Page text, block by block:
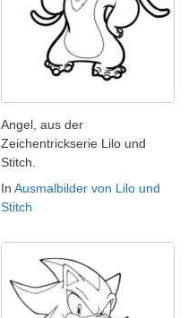
Angel, aus der
Zeichentrickserie Lilo und
Stitch.
In Ausmalbilder von Lilo und
Stitch